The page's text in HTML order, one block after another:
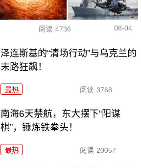
阅读 4736 08-04
泽连斯基的“清场行动”与乌克兰的
末路狂飙！
最热 阅读 3768
南海6天禁航，东大摆下“阳谋
棋”，锤炼铁拳头！
最热 阅读 20057